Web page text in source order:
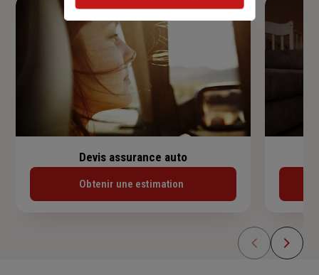
Devis assurance auto
Obtenir une estimation